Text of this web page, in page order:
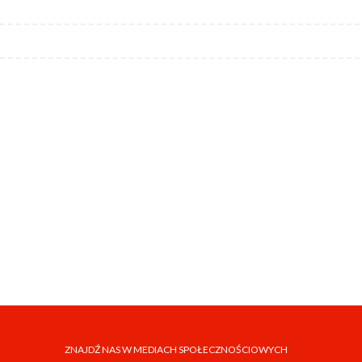
ZNAJDŹ NAS W MEDIACH SPOŁECZNOŚCIOWYCH